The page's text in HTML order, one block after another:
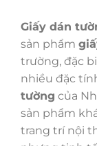
Giấy dán
sản phẩm
trường, đặc
nhiều đặc
tường của
sản phẩm
trang trí nội